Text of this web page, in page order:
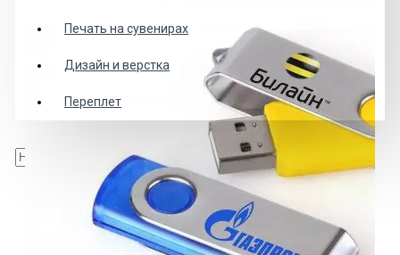
Печать на сувенирах
Дизайн и верстка
Переплет